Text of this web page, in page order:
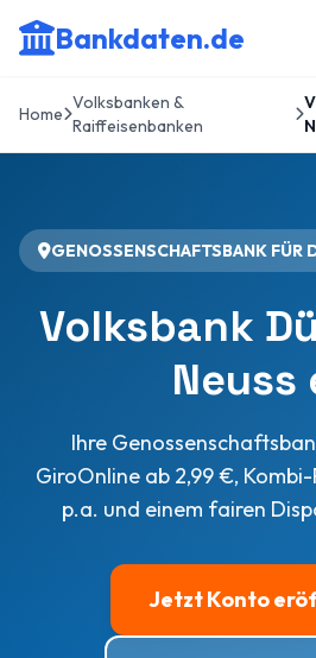
Bankdaten.de
Home
Volksbanken &
Raiffeisenbanken
GENOSSENSCHAFTSBANK FÜR
Volksbank
Neuss
Ihre
GiroOnline ab 2,99 €,
p.a. und einem fairen
Jetzt Konto